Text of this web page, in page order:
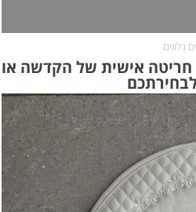
נלווים
חריטה אישית של הקדשה או